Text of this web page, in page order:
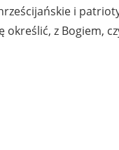
i
określić, z Bogiem,